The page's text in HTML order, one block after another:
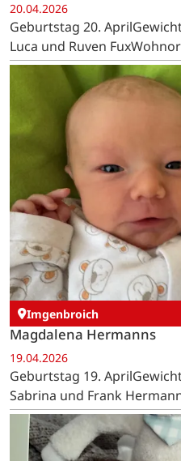
20.04.2026
Geburtstag 20.
Luca und Ruven
Imgenbroich
Magdalena Hermanns
19.04.2026
Geburtstag 19.
Sabrina und Frank